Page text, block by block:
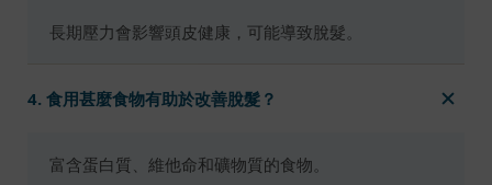
長期壓力會影響頭皮健康，可能導致脫髮。
4. 食用甚麼食物有助於改善脫髮？
富含蛋白質、維他命和礦物質的食物。